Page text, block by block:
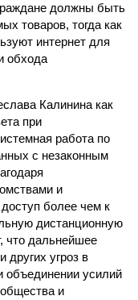
должны быть
товаров, тогда как
интернет для
обхода
Калинина как
при
работа по
с незаконным
и
более чем к
дистанционную
что дальнейшее
других угроз в
объединении усилий
и